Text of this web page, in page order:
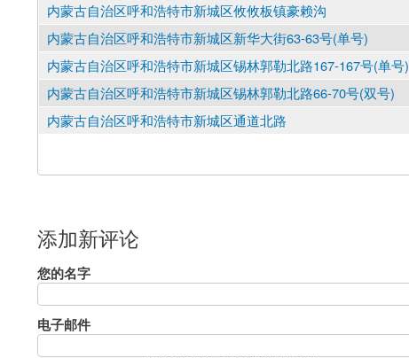
内蒙古自治区呼和浩特市新城区攸攸板镇豪赖沟
内蒙古自治区呼和浩特市新城区新华大街63-63号(单号)
内蒙古自治区呼和浩特市新城区锡林郭勒北路167-167号(单号)
内蒙古自治区呼和浩特市新城区锡林郭勒北路66-70号(双号)
内蒙古自治区呼和浩特市新城区通道北路
添加新评论
您的名字
电子邮件